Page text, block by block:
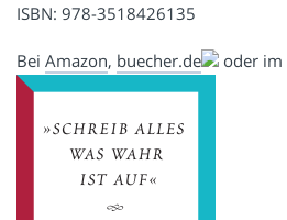
ISBN: 978-3518426135
Bei Amazon, buecher.de oder im